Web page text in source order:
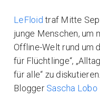
LeFloid traf Mitte
junge Menschen, um
Offline-Welt rund um
für Flüchtlinge“,
für alle“ zu
Blogger Sascha Lobo